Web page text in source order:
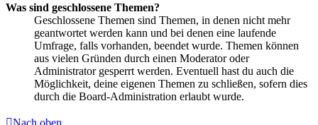
Was sind geschlossene Themen?
Geschlossene Themen sind Themen, in denen nicht mehr
geantwortet werden kann und bei denen eine laufende
Umfrage, falls vorhanden, beendet wurde. Themen können
aus vielen Gründen durch einen Moderator oder
Administrator gesperrt werden. Eventuell hast du auch die
Möglichkeit, deine eigenen Themen zu schließen, sofern dies
durch die Board-Administration erlaubt wurde.
Nach oben